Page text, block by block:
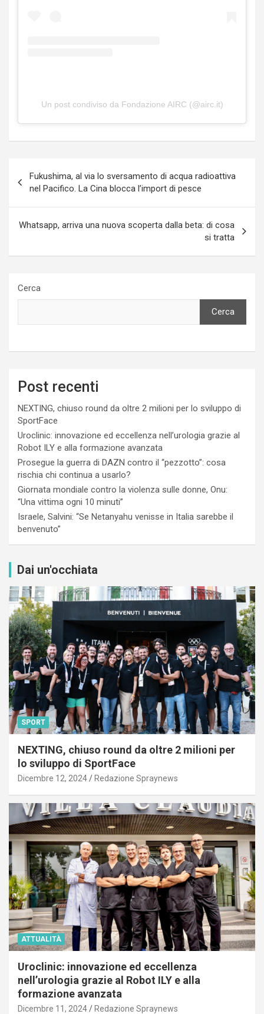
Un post condiviso da Fondazione AIRC (@airc.it)
articoli
Fukushima, al via lo sversamento di acqua radioattiva
nel Pacifico. La Cina blocca l’import di pesce
Whatsapp, arriva una nuova scoperta dalla beta: di cosa
si tratta
Cerca
Cerca
Post recenti
NEXTING, chiuso round da oltre 2 milioni per lo sviluppo di
SportFace
Uroclinic: innovazione ed eccellenza nell’urologia grazie al
Robot ILY e alla formazione avanzata
Prosegue la guerra di DAZN contro il “pezzotto”: cosa
rischia chi continua a usarlo?
Giornata mondiale contro la violenza sulle donne, Onu:
“Una vittima ogni 10 minuti”
Israele, Salvini: “Se Netanyahu venisse in Italia sarebbe il
benvenuto”
Dai un'occhiata
SPORT
NEXTING, chiuso round da oltre 2 milioni per
lo sviluppo di SportFace
Dicembre 12, 2024 Redazione Spraynews
ATTUALITÀ
Uroclinic: innovazione ed eccellenza
nell’urologia grazie al Robot ILY e alla
formazione avanzata
Dicembre 11, 2024 Redazione Spraynews